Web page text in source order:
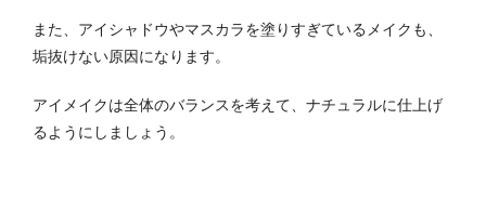
また、アイシャドウやマスカラを塗りすぎているメイクも、
垢抜けない原因になります。
アイメイクは全体のバランスを考えて、ナチュラルに仕上げ
るようにしましょう。